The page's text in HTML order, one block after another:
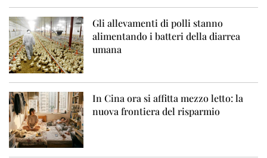
Gli allevamenti di polli stanno
alimentando i batteri della diarrea
umana
In Cina ora si affitta mezzo letto: la
nuova frontiera del risparmio